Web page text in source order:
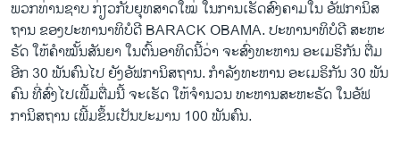
ວີດີໂອ
ສຽງ
ລາຍການກະຈາຍສຽງ
ລາຍງານ
ຕິດຕາມພວກເຮົາ ທີ່
ພວກທ່ານຊາບ ກ່ຽວກັບຍຸທສາດໃໝ່ ໃນການເຮັດສົງຄາມໃນ ອັຟການິສ
ຖານ ຂອງປະທານາທິບໍດີ BARACK OBAMA. ປະທານາທິບໍດີ ສະຫະ
ຣັດ ໃຫ້ຄຳໝັ້ນສັນຍາ ໃນຕົ້ນອາທິດນີ້ວ່າ ຈະສົ່ງທະຫານ ອະເມຣິກັນ ຕື່ມ
ອີກ 30 ພັນຄົນໄປ ຍັງອັຟການິສຖານ. ກຳລັງທະຫານ ອະເມຣິກັນ 30 ພັນ
ຄົນ ທີ່ສົ່ງໄປເພີ້ມຕື່ມນີ້ ຈະເຮັດ ໃຫ້ຈຳນວນ ທະຫານສະຫະຣັດ ໃນອັຟ
ການິສຖານ ເພີ້ມຂຶ້ນເປັນປະມານ 100 ພັນຄົນ.